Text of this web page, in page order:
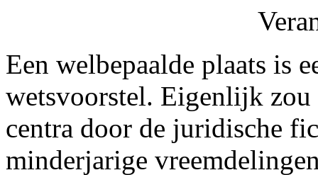
Een welbepaalde plaats is
wetsvoorstel. Eigenlijk zou
centra door de juridische
minderjarige